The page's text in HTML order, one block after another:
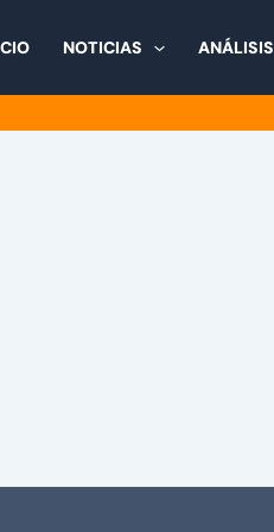
NOTICIAS ANÁLISIS